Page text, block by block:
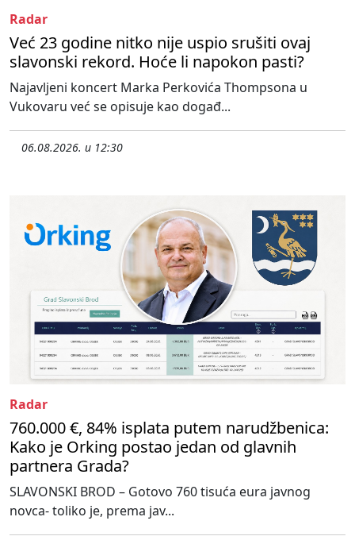
Radar
Već 23 godine nitko nije uspio srušiti ovaj
slavonski rekord. Hoće li napokon pasti?
Najavljeni koncert Marka Perkovića Thompsona u
Vukovaru već se opisuje kao događ...
06.08.2026. u 12:30
Radar
760.000 €, 84% isplata putem narudžbenica:
Kako je Orking postao jedan od glavnih
partnera Grada?
SLAVONSKI BROD – Gotovo 760 tisuća eura javnog
novca- toliko je, prema jav...